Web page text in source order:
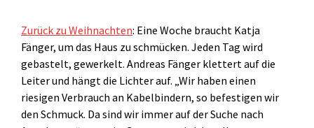
Zurück zu Weihnachten: Eine Woche braucht Katja
Fänger, um das Haus zu schmücken. Jeden Tag wird
gebastelt, gewerkelt. Andreas Fänger klettert auf die
Leiter und hängt die Lichter auf. „Wir haben einen
riesigen Verbrauch an Kabelbindern, so befestigen wir
den Schmuck. Da sind wir immer auf der Suche nach